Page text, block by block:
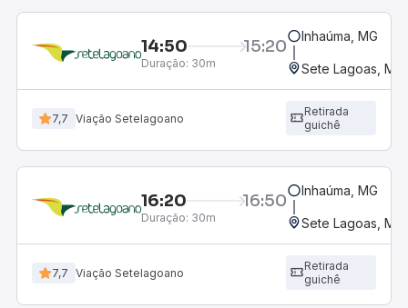
14:50 15:20
Duração: 30m
Inhaúma, MG
Sete Lagoas,
7,7 Viação Setelagoano
Retirada
guichê
16:20 16:50
Duração: 30m
Inhaúma, MG
Sete Lagoas,
7,7 Viação Setelagoano
Retirada
guichê